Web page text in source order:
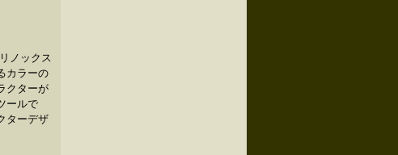
ノックス
カラーの
クターが
ールで
ターデザ